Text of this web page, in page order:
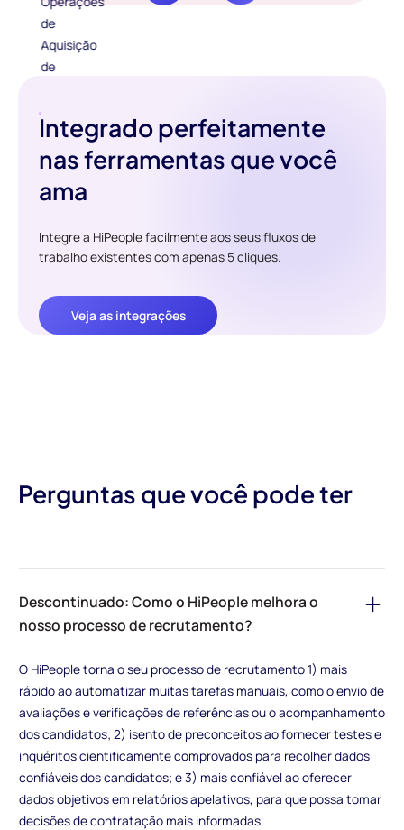
Integrado perfeitamente
nas ferramentas que você
ama
Integre a HiPeople facilmente aos seus fluxos de
trabalho existentes com apenas 5 cliques.
Veja as integrações
Perguntas que você pode ter
Descontinuado: Como o HiPeople melhora o
nosso processo de recrutamento?
O HiPeople torna o seu processo de recrutamento 1) mais
rápido ao automatizar muitas tarefas manuais, como o envio de
avaliações e verificações de referências ou o acompanhamento
dos candidatos; 2) isento de preconceitos ao fornecer testes e
inquéritos cientificamente comprovados para recolher dados
confiáveis dos candidatos; e 3) mais confiável ao oferecer
dados objetivos em relatórios apelativos, para que possa tomar
decisões de contratação mais informadas.